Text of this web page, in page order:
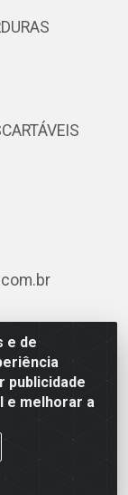
e de
publicidade
e melhorar a
BR-
Jaboatão dos
0001-84